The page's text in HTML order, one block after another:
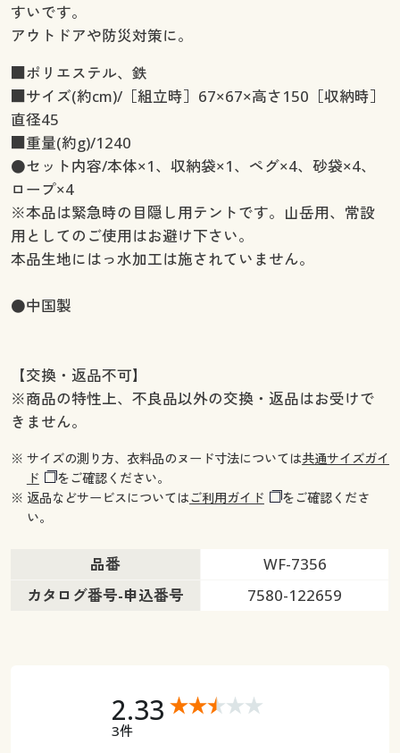
すいです。
アウトドアや防災対策に。
■ポリエステル、鉄
■サイズ(約cm)/［組立時］67×67×高さ150［収納時］
直径45
■重量(約g)/1240
●セット内容/本体×1、収納袋×1、ペグ×4、砂袋×4、
ロープ×4
※本品は緊急時の目隠し用テントです。山岳用、常設
用としてのご使用はお避け下さい。
本品生地にはっ水加工は施されていません。
●中国製
【交換・返品不可】
※商品の特性上、不良品以外の交換・返品はお受けで
きません。
※ サイズの測り方、衣料品のヌード寸法については共通サイズガイ
ド
をご確認ください。
※ 返品などサービスについてはご利用ガイド
をご確認くださ
い。
品番
WF-7356
カタログ番号-申込番号
7580-122659
2.33
3件